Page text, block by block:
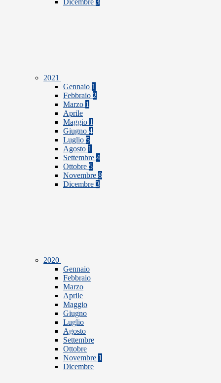
Dicembre 3
2021
Gennaio 1
Febbraio 2
Marzo 1
Aprile
Maggio 1
Giugno 4
Luglio 5
Agosto 1
Settembre 4
Ottobre 5
Novembre 8
Dicembre 3
2020
Gennaio
Febbraio
Marzo
Aprile
Maggio
Giugno
Luglio
Agosto
Settembre
Ottobre
Novembre 1
Dicembre